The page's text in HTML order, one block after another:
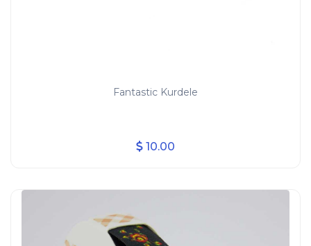
Fantastic Kurdele
10.00